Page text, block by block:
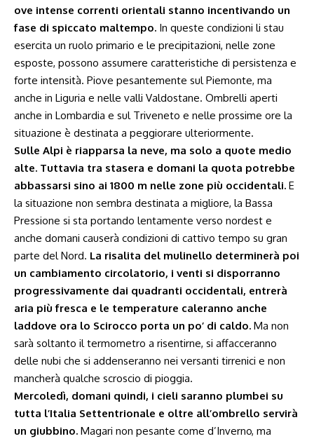
ove intense correnti orientali stanno incentivando un
fase di spiccato maltempo. In queste condizioni li stau
esercita un ruolo primario e le precipitazioni, nelle zone
esposte, possono assumere caratteristiche di persistenza e
forte intensità. Piove pesantemente sul Piemonte, ma
anche in Liguria e nelle valli Valdostane. Ombrelli aperti
anche in Lombardia e sul Triveneto e nelle prossime ore la
situazione è destinata a peggiorare ulteriormente.
Sulle Alpi è riapparsa la neve, ma solo a quote medio
alte. Tuttavia tra stasera e domani la quota potrebbe
abbassarsi sino ai 1800 m nelle zone più occidentali. E
la situazione non sembra destinata a migliore, la Bassa
Pressione si sta portando lentamente verso nordest e
anche domani causerà condizioni di cattivo tempo su gran
parte del Nord. La risalita del mulinello determinerà poi
un cambiamento circolatorio, i venti si disporranno
progressivamente dai quadranti occidentali, entrerà
aria più fresca e le temperature caleranno anche
laddove ora lo Scirocco porta un po’ di caldo. Ma non
sarà soltanto il termometro a risentirne, si affacceranno
delle nubi che si addenseranno nei versanti tirrenici e non
mancherà qualche scroscio di pioggia.
Mercoledì, domani quindi, i cieli saranno plumbei su
tutta l’Italia Settentrionale e oltre all’ombrello servirà
un giubbino. Magari non pesante come d’Inverno, ma